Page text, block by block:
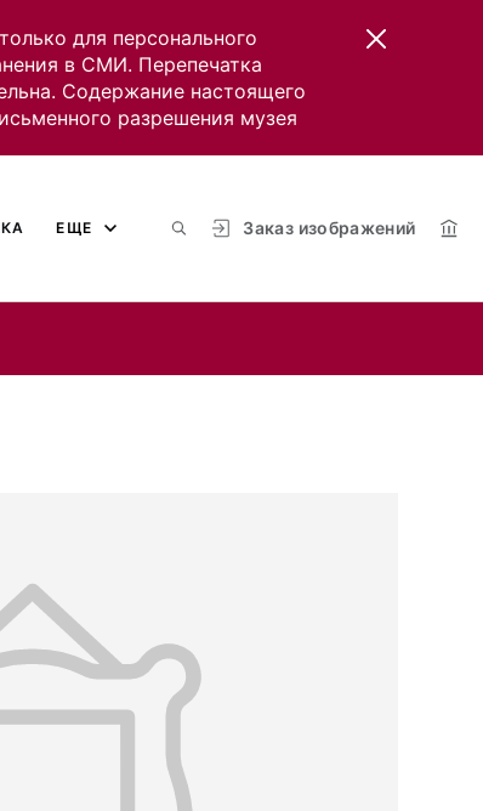
для персонального
в СМИ. Перепечатка
Содержание настоящего
разрешения музея
Заказ изображений
ЕЩЕ